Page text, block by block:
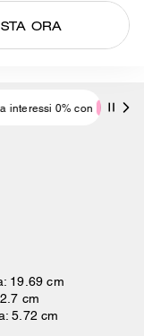
ORA
con
19.69 cm
cm
5.72 cm